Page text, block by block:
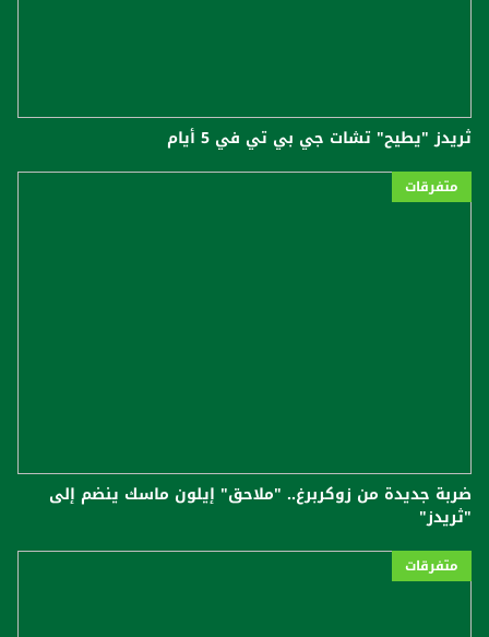
ثريدز "يطيح" تشات جي بي تي في 5 أيام
متفرقات
ضربة جديدة من زوكربرغ.. "ملاحق" إيلون ماسك ينضم إلى
"ثريدز"
متفرقات